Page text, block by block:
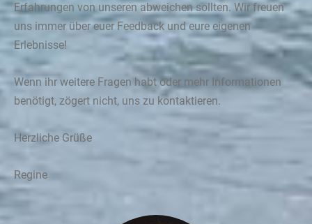
Erfahrungen von unseren abweichen sollten. Wir freuen
uns immer über euer Feedback und eure eigenen
Erlebnisse!
Wenn ihr weitere Fragen habt oder mehr Informationen
benötigt, zögert nicht, uns zu kontaktieren.
Herzliche Grüße
Regine